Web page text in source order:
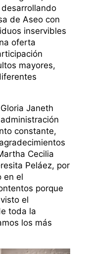
de Aseo con
inservibles
oferta
mayores,
Janeth
constante,
Cecilia
Peláez, por
en el
porque
el
toda la
los más